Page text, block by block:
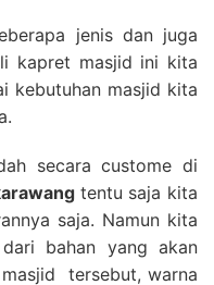
jenis dan juga
kapret masjid ini kita
kebutuhan masjid kita
secara custome di
tentu saja kita
saja. Namun kita
bahan yang akan
tersebut, warna